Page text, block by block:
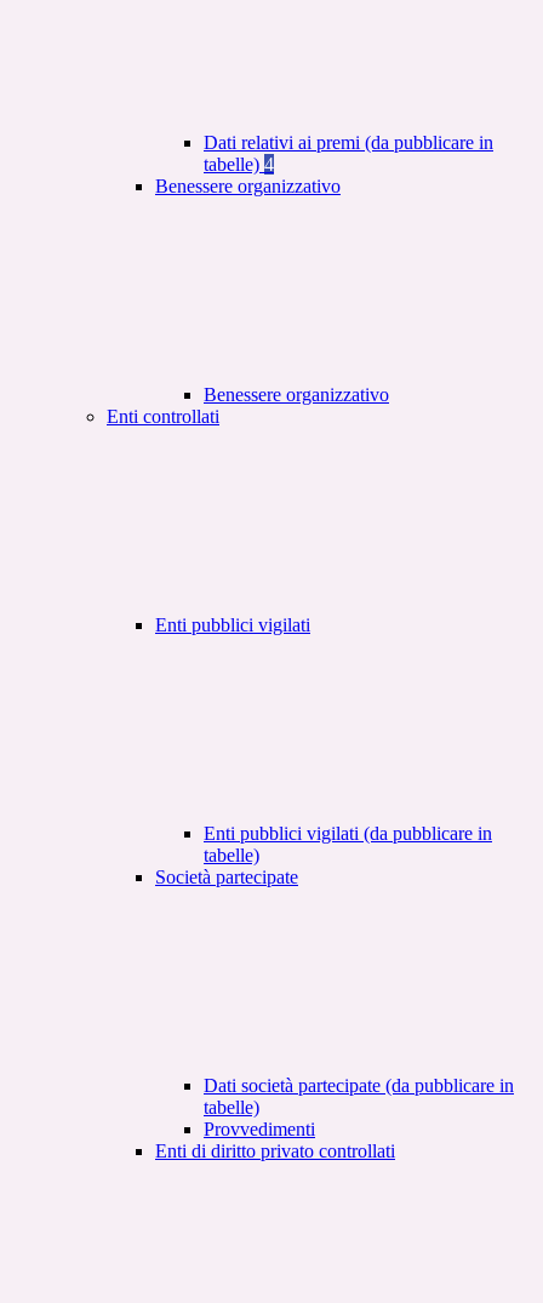
Dati relativi ai premi (da pubblicare in
tabelle) 4
Benessere organizzativo
Benessere organizzativo
Enti controllati
Enti pubblici vigilati
Enti pubblici vigilati (da pubblicare in
tabelle)
Società partecipate
Dati società partecipate (da pubblicare in
tabelle)
Provvedimenti
Enti di diritto privato controllati